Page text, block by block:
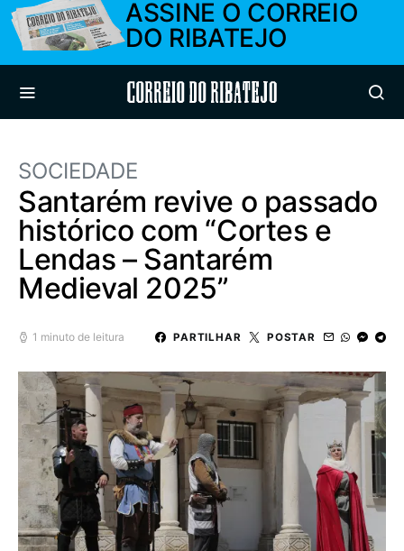
ASSINE O CORREIO
DO RIBATEJO
Correio do Ribatejo
SOCIEDADE
Santarém revive o passado
histórico com “Cortes e
Lendas – Santarém
Medieval 2025”
1 minuto de leitura PARTILHAR POSTAR